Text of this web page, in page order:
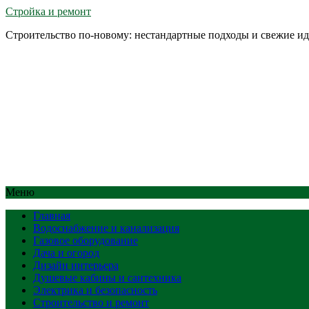
Стройка и ремонт
Строительство по-новому: нестандартные подходы и свежие
Меню
Главная
Водоснабжение и канализация
Газовое оборудование
Дача и огород
Дизайн интерьера
Душевые кабины и сантехника
Электрика и безопасность
Строительство и ремонт